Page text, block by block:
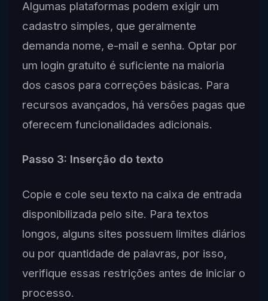
Algumas plataformas podem exigir um
cadastro simples, que geralmente
demanda nome, e-mail e senha. Optar por
um login gratuito é suficiente na maioria
dos casos para correções básicas. Para
recursos avançados, há versões pagas que
oferecem funcionalidades adicionais.
Passo 3: Inserção do texto
Copie e cole seu texto na caixa de entrada
disponibilizada pelo site. Para textos
longos, alguns sites possuem limites diários
ou por quantidade de palavras, por isso,
verifique essas restrições antes de iniciar o
processo.